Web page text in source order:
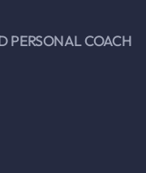
PERSONAL COACH